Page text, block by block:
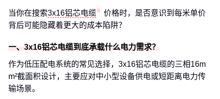
当你在搜索3x16铝芯电缆
价格时，是否意识到每米单价
背后可能隐藏着更大的成本陷阱？
一、3x16铝芯电缆到底承载什么电力需求？
作为低压配电系统的常见选择，3x16铝芯电缆的三相16m
m²截面积设计，主要应对中小型设备供电或短距离电力传
输场景。